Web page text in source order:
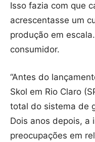
Isso fazia com que
acrescentasse um
produção em
consumidor.
“Antes do
Skol em Rio Claro
total do sistema de
Dois anos depois, a
preocupações em